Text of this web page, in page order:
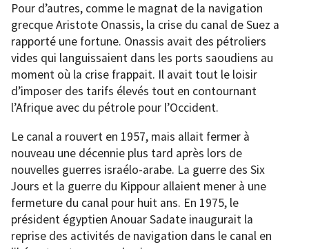
Pour d’autres, comme le magnat de la navigation
grecque Aristote Onassis, la crise du canal de Suez a
rapporté une fortune. Onassis avait des pétroliers
vides qui languissaient dans les ports saoudiens au
moment où la crise frappait. Il avait tout le loisir
d’imposer des tarifs élevés tout en contournant
l’Afrique avec du pétrole pour l’Occident.
Le canal a rouvert en 1957, mais allait fermer à
nouveau une décennie plus tard après lors de
nouvelles guerres israélo-arabe. La guerre des Six
Jours et la guerre du Kippour allaient mener à une
fermeture du canal pour huit ans. En 1975, le
président égyptien Anouar Sadate inaugurait la
reprise des activités de navigation dans le canal en